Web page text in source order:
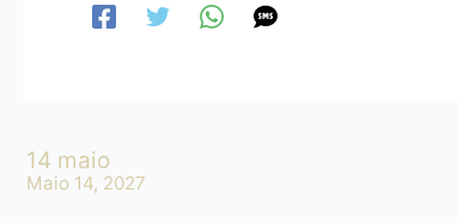
14 maio
Maio 14, 2027